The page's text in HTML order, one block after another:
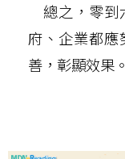
總之，零到
府、企業都
善，彰顯效果。